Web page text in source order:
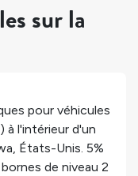
sur la
pour véhicules
à l'intérieur d'un
, États-Unis. 5%
de niveau 2